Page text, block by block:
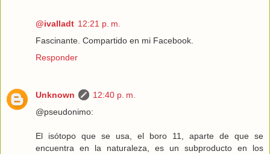
@ivalladt 12:21 p. m.
Fascinante. Compartido en mi Facebook.
Responder
Unknown
12:40 p. m.
@pseudonimo:
El isótopo que se usa, el boro 11, aparte de que se
encuentra en la naturaleza, es un subproducto en los